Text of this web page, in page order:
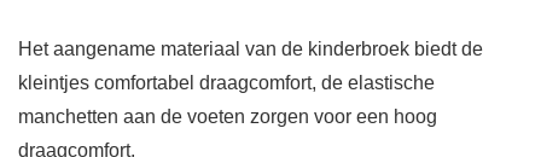
Het aangename materiaal van de kinderbroek biedt de
kleintjes comfortabel draagcomfort, de elastische
manchetten aan de voeten zorgen voor een hoog
draagcomfort.